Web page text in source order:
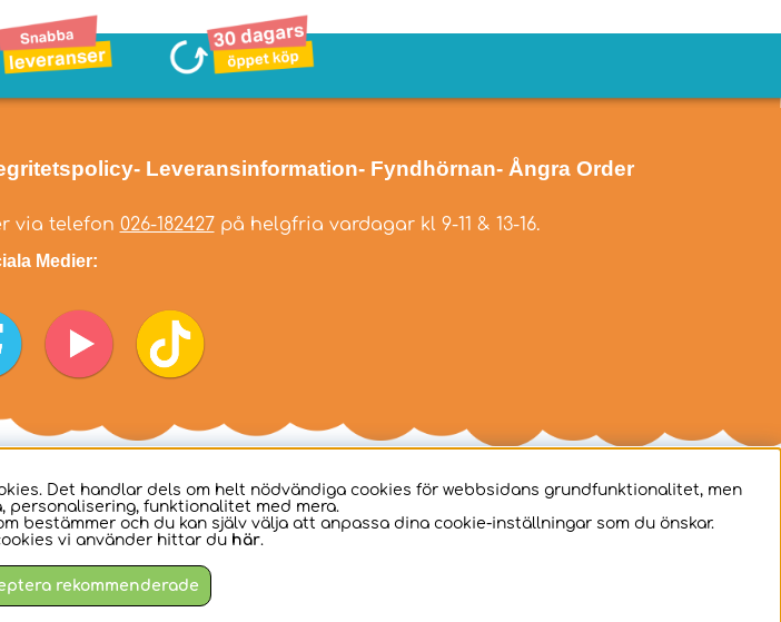
- Leveransinformation- Fyndhörnan- Ångra Order
via telefon 026-182427på helgfria vardagar kl 9-11 & 13-16.
Medier:
Det handlar dels om helt nödvändiga cookies för webbsidans grundfunktionalitet, men
personalisering, funktionalitet med mera.
bestämmer och du kan själv välja att anpassa dina cookie-inställningar som du önskar.
vi använder hittar du här.
rekommenderade